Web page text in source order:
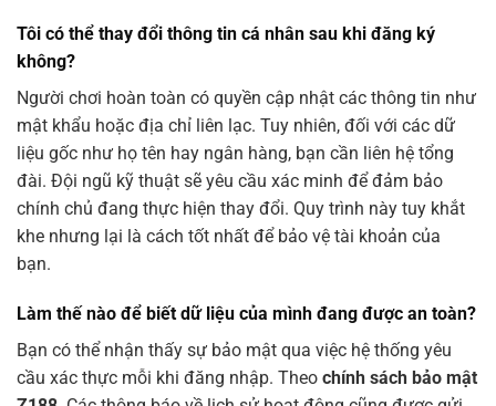
Tôi có thể thay đổi thông tin cá nhân sau khi đăng ký
không?
Người chơi hoàn toàn có quyền cập nhật các thông tin như
mật khẩu hoặc địa chỉ liên lạc. Tuy nhiên, đối với các dữ
liệu gốc như họ tên hay ngân hàng, bạn cần liên hệ tổng
đài. Đội ngũ kỹ thuật sẽ yêu cầu xác minh để đảm bảo
chính chủ đang thực hiện thay đổi. Quy trình này tuy khắt
khe nhưng lại là cách tốt nhất để bảo vệ tài khoản của
bạn.
Làm thế nào để biết dữ liệu của mình đang được an toàn?
Bạn có thể nhận thấy sự bảo mật qua việc hệ thống yêu
cầu xác thực mỗi khi đăng nhập. Theo chính sách bảo mật